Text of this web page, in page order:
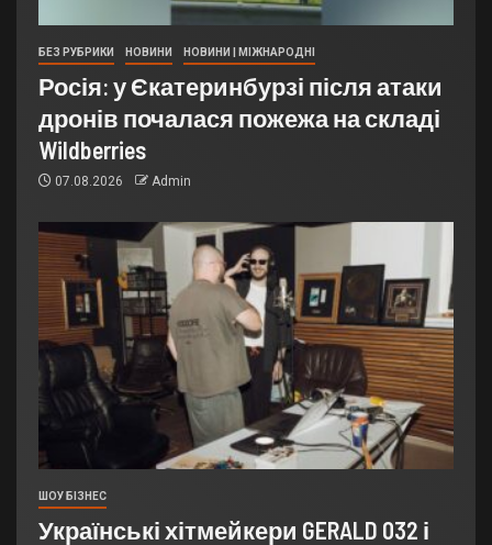
БЕЗ РУБРИКИ НОВИНИ НОВИНИ | МІЖНАРОДНІ
Росія: у Єкатеринбурзі після атаки
дронів почалася пожежа на складі
Wildberries
07.08.2026 Admin
ШОУ БІЗНЕС
Українські хітмейкери GERALD 032 і